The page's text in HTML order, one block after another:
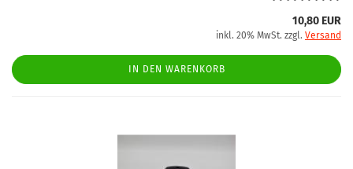
10,80 EUR
inkl. 20% MwSt. zzgl. Versand
IN DEN WARENKORB